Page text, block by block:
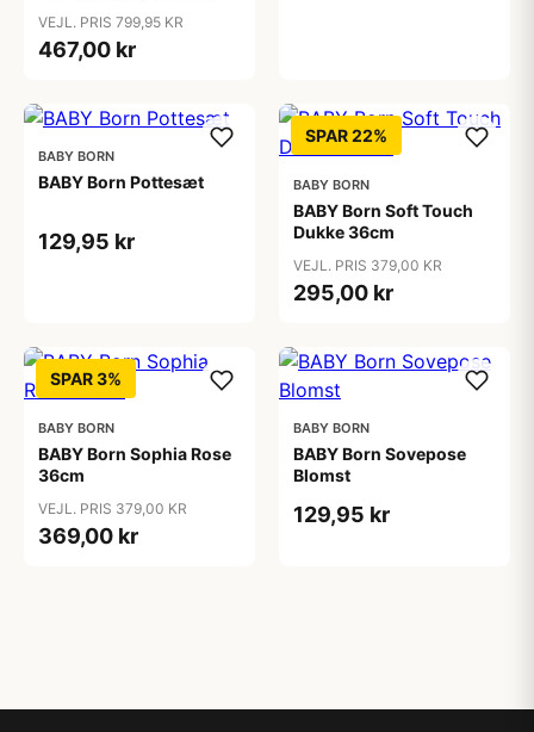
VEJL. PRIS 799,95 KR
467,00 kr
BABY BORN
BABY Born Pottesæt
129,95 kr
SPAR 22%
BABY BORN
BABY Born Soft Touch
Dukke 36cm
VEJL. PRIS 379,00 KR
295,00 kr
SPAR 3%
BABY BORN
BABY Born Sophia Rose
36cm
VEJL. PRIS 379,00 KR
369,00 kr
BABY BORN
BABY Born Sovepose
Blomst
129,95 kr